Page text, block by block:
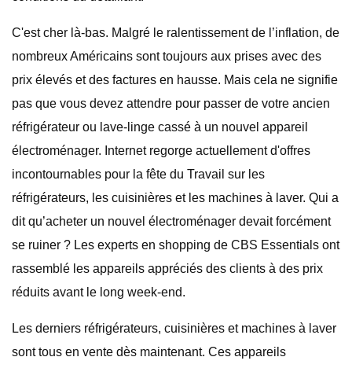
C'est cher là-bas. Malgré le ralentissement de l’inflation, de
nombreux Américains sont toujours aux prises avec des
prix élevés et des factures en hausse. Mais cela ne signifie
pas que vous devez attendre pour passer de votre ancien
réfrigérateur ou lave-linge cassé à un nouvel appareil
électroménager. Internet regorge actuellement d'offres
incontournables pour la fête du Travail sur les
réfrigérateurs, les cuisinières et les machines à laver. Qui a
dit qu’acheter un nouvel électroménager devait forcément
se ruiner ? Les experts en shopping de CBS Essentials ont
rassemblé les appareils appréciés des clients à des prix
réduits avant le long week-end.
Les derniers réfrigérateurs, cuisinières et machines à laver
sont tous en vente dès maintenant. Ces appareils